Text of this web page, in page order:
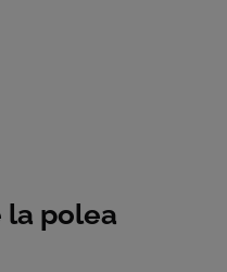
la polea